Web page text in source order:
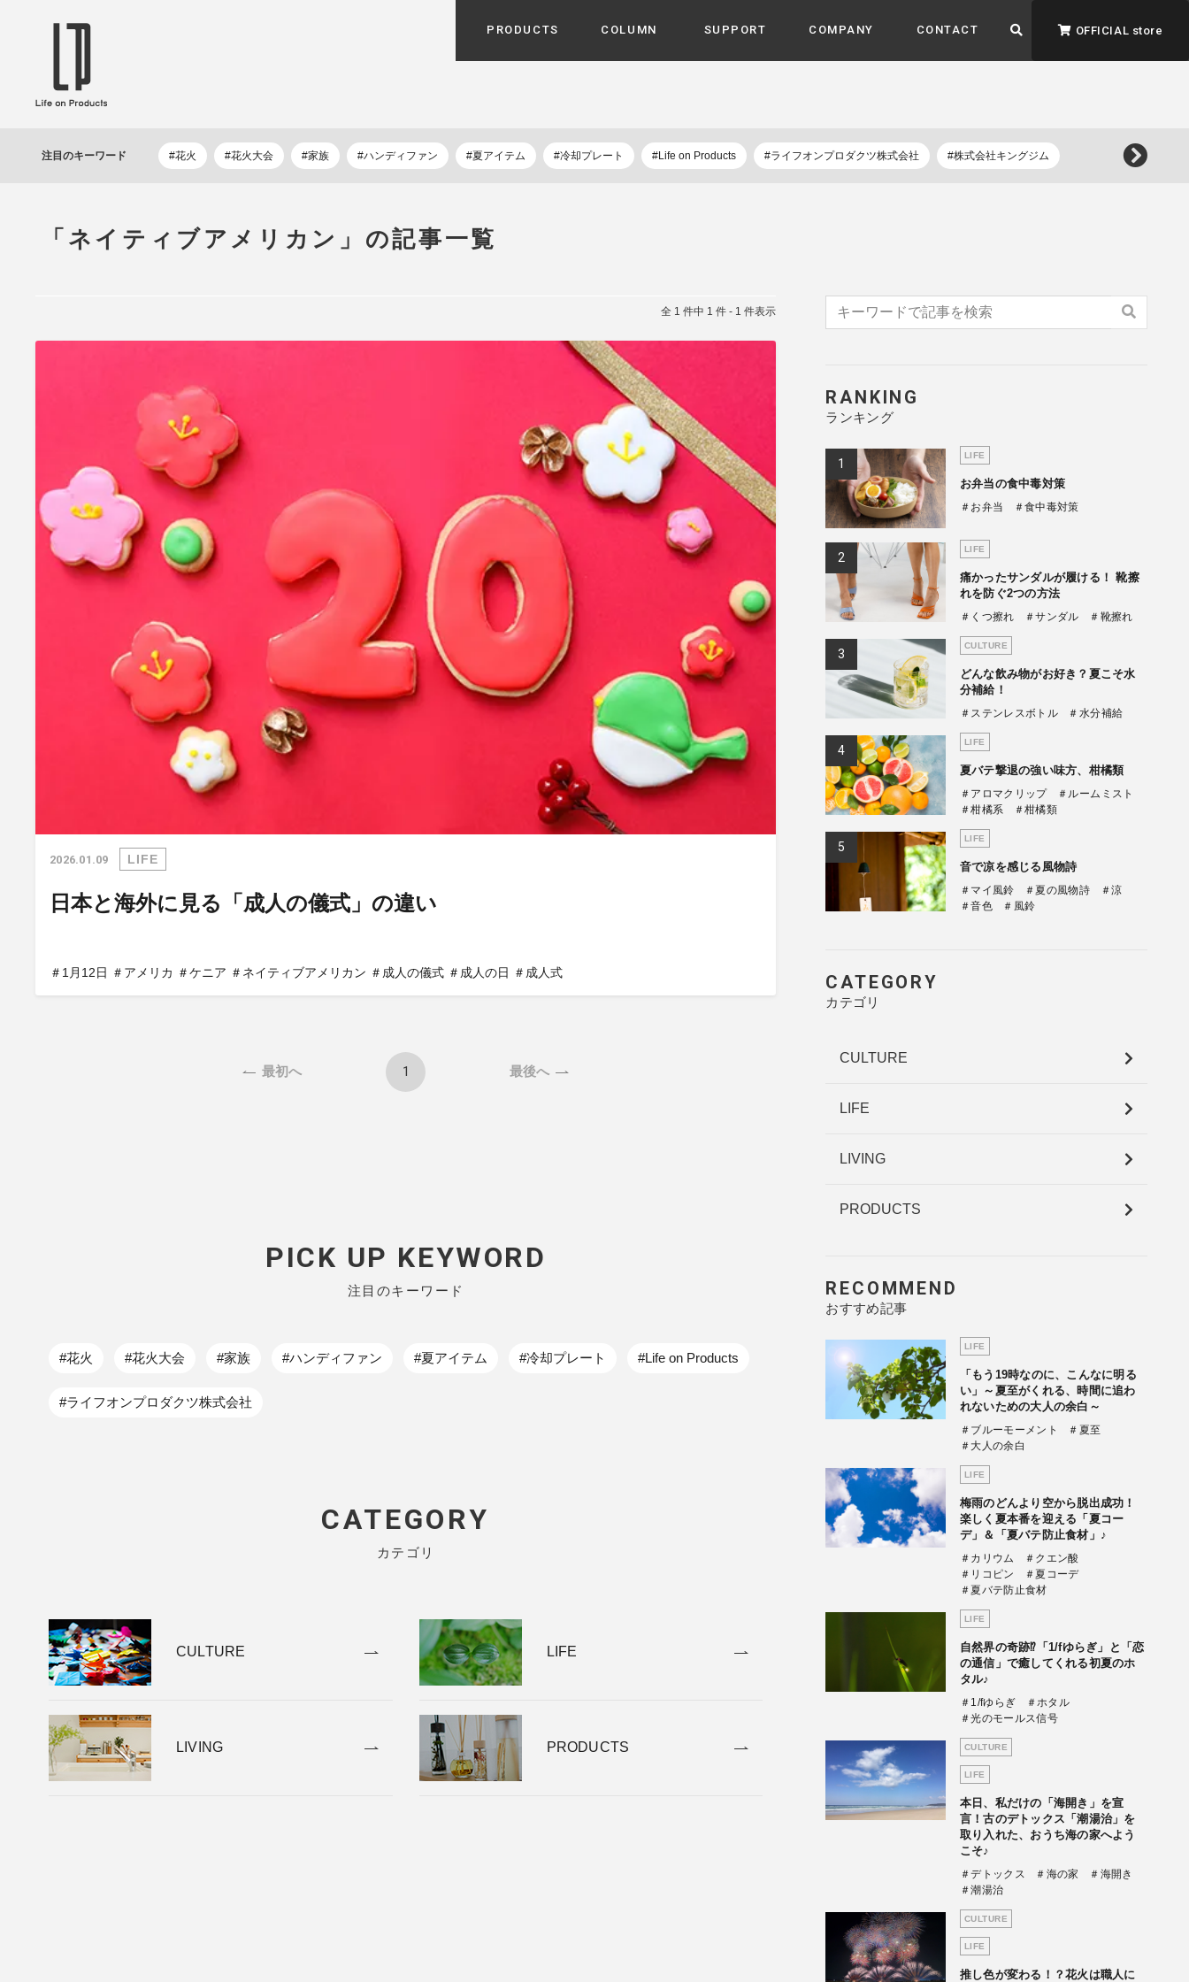
PRODUCTS
冷凍庫 / 掃除用品 / 加湿器 / ハンディ
ファン / ヒーター etc
ディフューザー / ルームスプレー / ア
スパ / EMS機器 etc
テリー / アダプター etc
JAVALO ELF plus more
陶器エコ加湿器 etc
家事・生活雑貨
ハンモック・ティピー・テント
ライト・シーリングファン
バイク・アウトドア
アクセサリー・消耗品
ブランド
全商品一覧を見る
COLUMN SUPPORT COMPANY
B to B SERVICE
法人のお客様向けサービス
CONTACT OFFICIAL store
注目のキーワード #花火 #花火大会 #家族 #ハンディファン #夏アイテム #冷却プレート #Life on Products #ライフオンプロダクツ株式会社 #株式会社キングジム
「ネイティブアメリカン」の記事一覧
全 1 件中 1 件 - 1 件表示
2026.01.09 LIFE
日本と海外に見る「成人の儀式」の違い
＃1月12日 ＃アメリカ ＃ケニア ＃ネイティブアメリカン ＃成人の儀式 ＃成人の日 ＃成人式
最初へ 1 最後へ
PICK UP KEYWORD
注目のキーワード
#花火 #花火大会 #家族 #ハンディファン #夏アイテム #冷却プレート #Life on Products
#ライフオンプロダクツ株式会社
CATEGORY
カテゴリ
CULTURE LIFE
LIVING PRODUCTS
RANKING
ランキング
LIFE
お弁当の食中毒対策
＃お弁当 ＃食中毒対策
LIFE
痛かったサンダルが履ける！ 靴擦
れを防ぐ2つの方法
＃くつ擦れ ＃サンダル ＃靴擦れ
CULTURE
どんな飲み物がお好き？夏こそ水
分補給！
＃ステンレスボトル ＃水分補給
LIFE
夏バテ撃退の強い味方、柑橘類
＃アロマクリップ
＃ルームミスト
＃柑橘系
＃柑橘類
LIFE
音で凉を感じる風物詩
＃マイ風鈴 ＃夏の風物詩
＃涼
＃音色
＃風鈴
CATEGORY
カテゴリ
CULTURE
LIFE
LIVING
PRODUCTS
RECOMMEND
おすすめ記事
LIFE
「もう19時なのに、こんなに明る
い」～夏至がくれる、時間に追わ
れないための大人の余白～
＃ブルーモーメント
＃夏至
＃大人の余白
LIFE
梅雨のどんより空から脱出成功！
楽しく夏本番を迎える「夏コー
デ」＆「夏バテ防止食材」♪
＃カリウム
＃クエン酸
＃リコピン
＃夏コーデ
＃夏バテ防止食材
LIFE
自然界の奇跡⁉「1/fゆらぎ」と「恋
の通信」で癒してくれる初夏のホ
タル♪
＃1/fゆらぎ
＃ホタル
＃光のモールス信号
CULTURE
LIFE
本日、私だけの「海開き」を宣
言！古のデトックス「潮湯治」を
取り入れた、おうち海の家へよう
こそ♪
＃デトックス ＃海の家
＃海開き
＃潮湯治
CULTURE
LIFE
推し色が変わる！？花火は職人に